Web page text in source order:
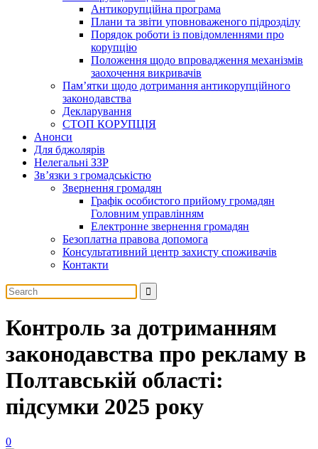
Антикорупційна програма
Плани та звіти уповноваженого підрозділу
Порядок роботи із повідомленнями про
корупцію
Положення щодо впровадження механізмів
заохочення викривачів
Пам’ятки щодо дотримання антикорупційного
законодавства
Декларування
СТОП КОРУПЦІЯ
Анонси
Для бджолярів
Нелегальні ЗЗР
Зв’язки з громадськістю
Звернення громадян
Графік особистого прийому громадян
Головним управлінням
Електронне звернення громадян
Безоплатна правова допомога
Консультативний центр захисту споживачів
Контакти
Контроль за дотриманням
законодавства про рекламу в
Полтавській області:
підсумки 2025 року
0